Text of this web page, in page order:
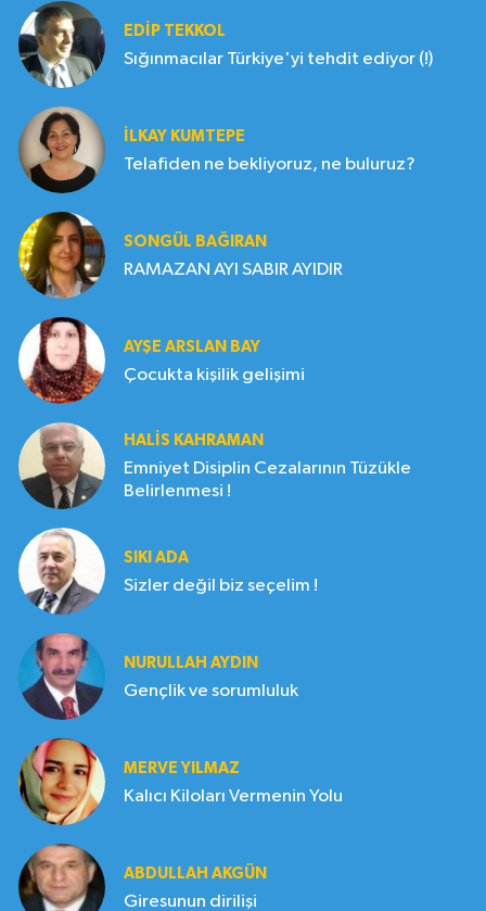
EDIP TEKKOL
Sığınmacılar Türkiye'yi tehdit ediyor (!)
İLKAY KUMTEPE
Telafiden ne bekliyoruz, ne buluruz?
SONGÜL BAĞIRAN
RAMAZAN AYI SABIR AYIDIR
AYŞE ARSLAN BAY
Çocukta kişilik gelişimi
HALIS KAHRAMAN
Emniyet Disiplin Cezalarının Tüzükle
Belirlenmesi !
SIKI ADA
Sizler değil biz seçelim !
NURULLAH AYDIN
Gençlik ve sorumluluk
MERVE YILMAZ
Kalıcı Kiloları Vermenin Yolu
ABDULLAH AKGÜN
Giresunun dirilişi